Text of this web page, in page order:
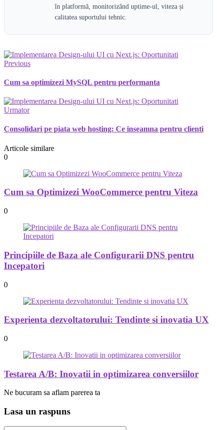
în platformă, monitorizând uptime-ul, viteza și
calitatea suportului tehnic.
Previous
Cum sa optimizezi MySQL pentru performanta
Urmator
Consolidari pe piata web hosting: Ce inseamna pentru clienti
Articole similare
0
Cum sa Optimizezi WooCommerce pentru Viteza
0
Principiile de Baza ale Configurarii DNS pentru
Incepatori
0
Experienta dezvoltatorului: Tendinte si inovatia UX
0
Testarea A/B: Inovatii in optimizarea conversiilor
Ne bucuram sa aflam parerea ta
Lasa un raspuns